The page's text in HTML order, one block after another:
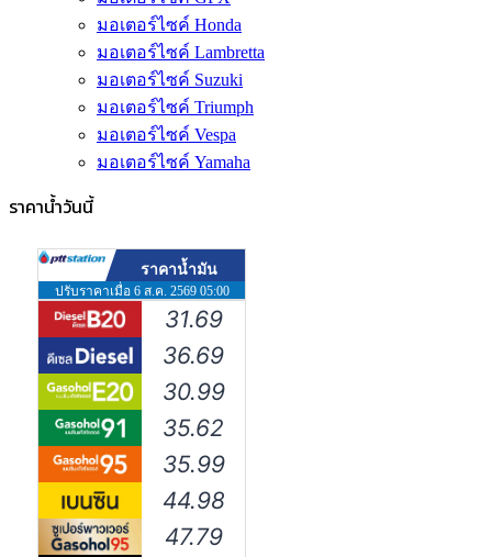
มอเตอร์ไซค์ Honda
มอเตอร์ไซค์ Lambretta
มอเตอร์ไซค์ Suzuki
มอเตอร์ไซค์ Triumph
มอเตอร์ไซค์ Vespa
มอเตอร์ไซค์ Yamaha
ราคาน้ำวันนี้